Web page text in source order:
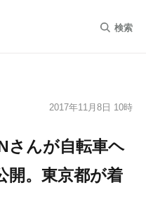
検索
2017年11月8日 10時
さんが自転車ヘ
開。東京都が着